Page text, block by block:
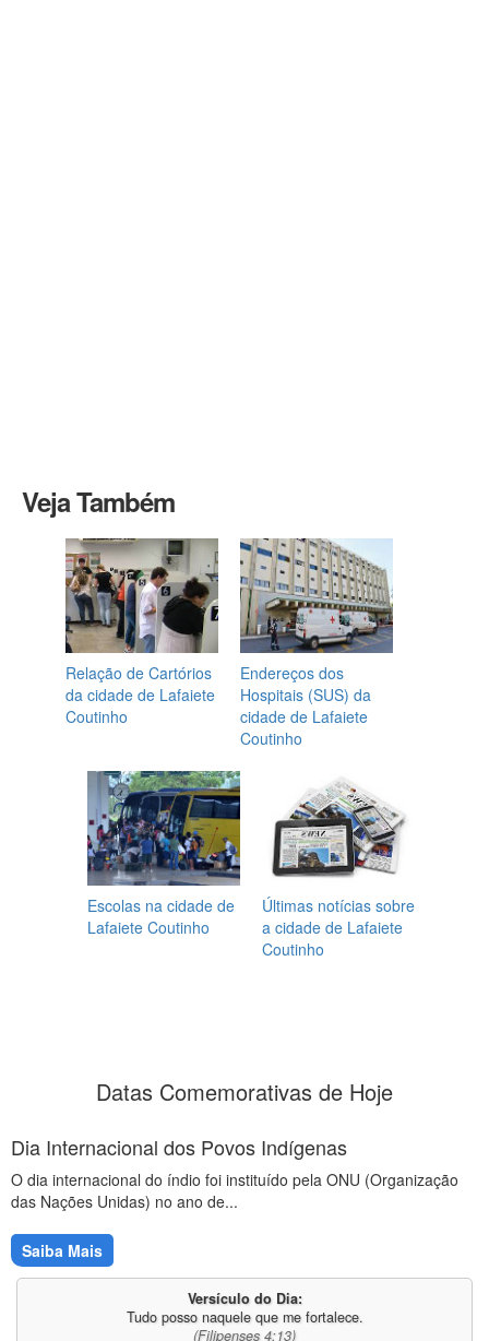
Veja Também
Relação de Cartórios
da cidade de Lafaiete
Coutinho
Endereços dos
Hospitais (SUS) da
cidade de Lafaiete
Coutinho
Escolas na cidade de
Lafaiete Coutinho
Últimas notícias sobre
a cidade de Lafaiete
Coutinho
Datas Comemorativas de Hoje
Dia Internacional dos Povos Indígenas
O dia internacional do índio foi instituído pela ONU (Organização
das Nações Unidas) no ano de...
Saiba Mais
Versículo do Dia:
Tudo posso naquele que me fortalece.
(Filipenses 4:13)